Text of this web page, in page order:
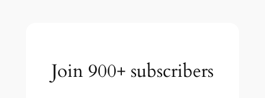
Join 900+ subscribers